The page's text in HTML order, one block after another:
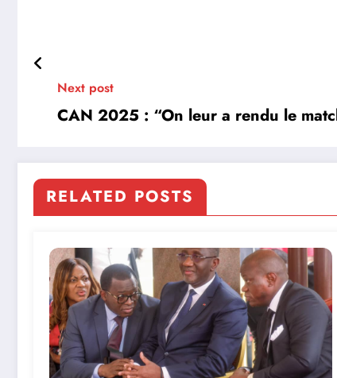
Next post
CAN 2025 : “On leur a rendu le
RELATED POSTS